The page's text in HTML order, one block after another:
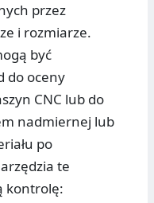
przez
i rozmiarze.
być
do oceny
CNC lub do
nadmiernej lub
po
te
kontrolę: